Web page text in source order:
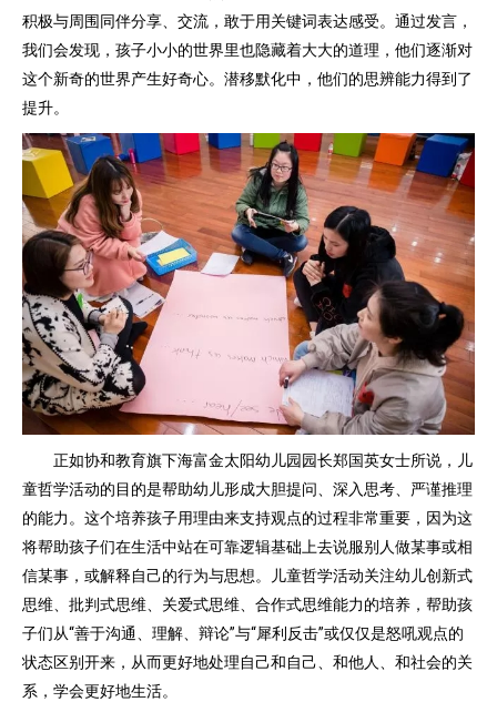
积极与周围同伴分享、交流，敢于用关键词表达感受。通过发言，
我们会发现，孩子小小的世界里也隐藏着大大的道理，他们逐渐对
这个新奇的世界产生好奇心。潜移默化中，他们的思辨能力得到了
提升。
正如协和教育旗下海富金太阳幼儿园园长郑国英女士所说，儿
童哲学活动的目的是帮助幼儿形成大胆提问、深入思考、严谨推理
的能力。这个培养孩子用理由来支持观点的过程非常重要，因为这
将帮助孩子们在生活中站在可靠逻辑基础上去说服别人做某事或相
信某事，或解释自己的行为与思想。儿童哲学活动关注幼儿创新式
思维、批判式思维、关爱式思维、合作式思维能力的培养，帮助孩
子们从“善于沟通、理解、辩论”与“犀利反击”或仅仅是怒吼观点的
状态区别开来，从而更好地处理自己和自己、和他人、和社会的关
系，学会更好地生活。